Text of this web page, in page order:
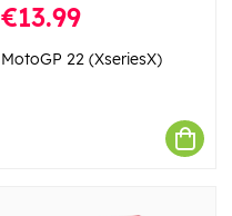
€13.99
MotoGP 22 (XseriesX)